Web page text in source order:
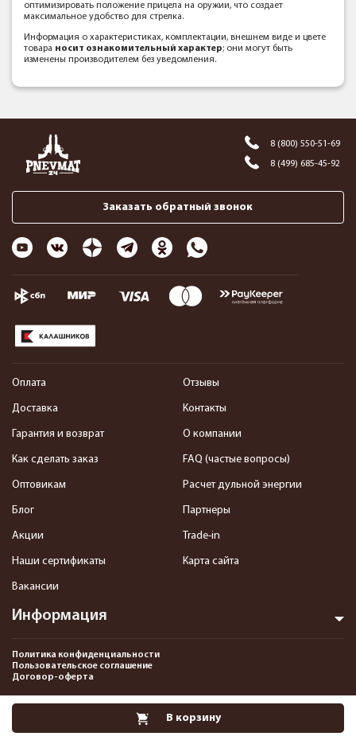
В корзину
оптимизировать положение прицела на оружии, что создает
максимальное удобство для стрелка.
Информация о характеристиках, комплектации, внешнем виде и цвете
товара носит ознакомительный характер; они могут быть
изменены производителем без уведомления.
8 (800) 550-51-69
8 (499) 685-45-92
Заказать обратный звонок
Информация
Оплата
Доставка
Гарантия и возврат
Как сделать заказ
Оптовикам
Блог
Акции
Наши сертификаты
Вакансии
Отзывы
Контакты
О компании
FAQ (частые вопросы)
Расчет дульной энергии
Партнеры
Trade-in
Карта сайта
Политика конфиденциальности
Пользовательское соглашение
Договор-оферта
2013-2026 Интернет-магазин пневматики, страйкбола и снаряжения–
Pnevmat24.ru. Все права защищены.©